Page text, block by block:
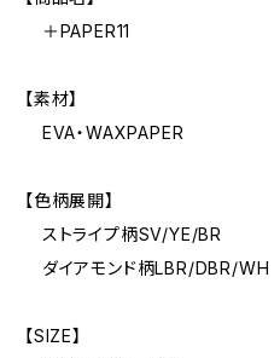
＋PAPER11
【素材】
EVA・WAXPAPER
【色柄展開】
ストライプ柄SV/YE/BR
ダイアモンド柄LBR/DBR/WH
【SIZE】